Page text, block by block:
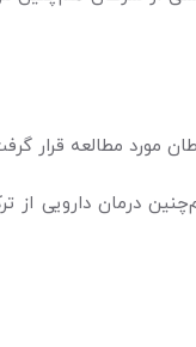
مورد مطالعه قرار
درمان دارویی از